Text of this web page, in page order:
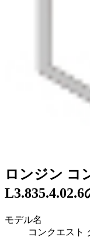
ロンジン コ
モデル名
コンクエスト